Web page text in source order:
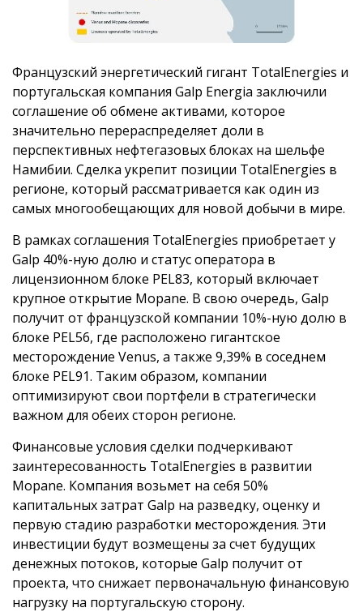
Французский энергетический гигант TotalEnergies и
португальская компания Galp Energia заключили
соглашение об обмене активами, которое
значительно перераспределяет доли в
перспективных нефтегазовых блоках на шельфе
Намибии. Сделка укрепит позиции TotalEnergies в
регионе, который рассматривается как один из
самых многообещающих для новой добычи в мире.
В рамках соглашения TotalEnergies приобретает у
Galp 40%-ную долю и статус оператора в
лицензионном блоке PEL83, который включает
крупное открытие Mopane. В свою очередь, Galp
получит от французской компании 10%-ную долю в
блоке PEL56, где расположено гигантское
месторождение Venus, а также 9,39% в соседнем
блоке PEL91. Таким образом, компании
оптимизируют свои портфели в стратегически
важном для обеих сторон регионе.
Финансовые условия сделки подчеркивают
заинтересованность TotalEnergies в развитии
Mopane. Компания возьмет на себя 50%
капитальных затрат Galp на разведку, оценку и
первую стадию разработки месторождения. Эти
инвестиции будут возмещены за счет будущих
денежных потоков, которые Galp получит от
проекта, что снижает первоначальную финансовую
нагрузку на португальскую сторону.